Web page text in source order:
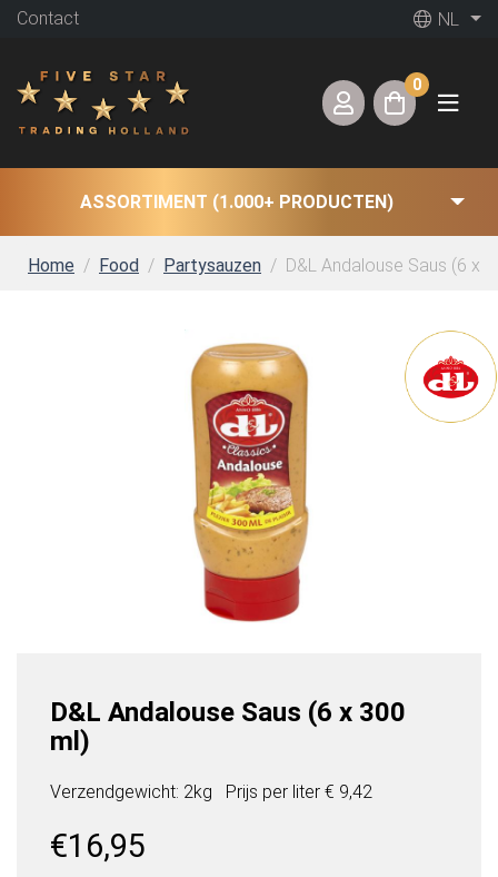
Contact NL
0
ASSORTIMENT (1.000+ PRODUCTEN)
Home Food Partysauzen D&L Andalouse Saus (6 x
D&L Andalouse Saus (6 x 300
ml)
Verzendgewicht: 2kg Prijs per liter € 9,42
€16,95